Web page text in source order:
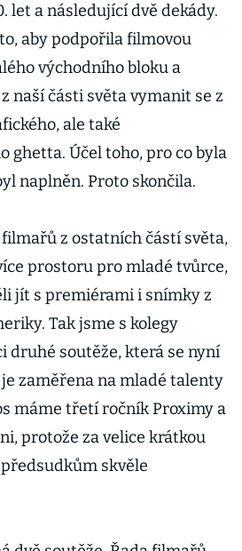
let a následující dvě dekády.
aby podpořila filmovou
východního bloku a
naší části světa vymanit se z
ale také
ghetta. Účel toho, pro co byla
naplněn. Proto skončila.
z ostatních částí světa,
prostoru pro mladé tvůrce,
jít s premiérami i snímky z
Tak jsme s kolegy
soutěže, která se nyní
zaměřena na mladé talenty
máme třetí ročník Proximy a
protože za velice krátkou
skvěle